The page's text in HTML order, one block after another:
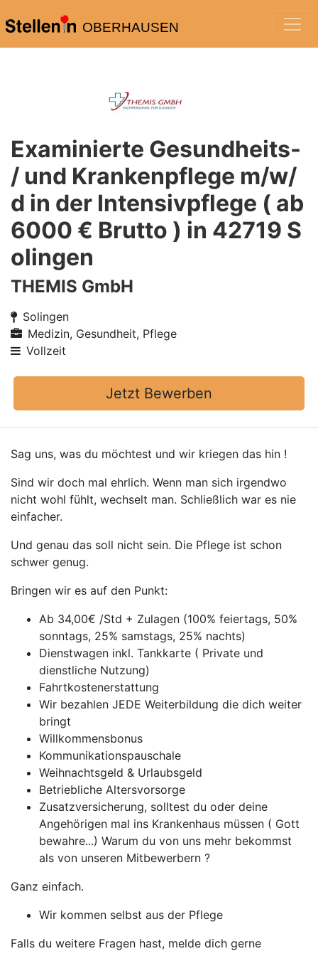
OBERHAUSEN
Examinierte Gesundheits-
/ und Krankenpflege m/w/
d in der Intensivpflege ( ab
6000 € Brutto ) in 42719 S
olingen
THEMIS GmbH
Solingen
Medizin, Gesundheit, Pflege
Vollzeit
Jetzt Bewerben
Sag uns, was du möchtest und wir kriegen das hin !
Sind wir doch mal ehrlich. Wenn man sich irgendwo
nicht wohl fühlt, wechselt man. Schließlich war es nie
einfacher.
Und genau das soll nicht sein. Die Pflege ist schon
schwer genug.
Bringen wir es auf den Punkt:
Ab 34,00€ /Std + Zulagen (100% feiertags, 50%
sonntags, 25% samstags, 25% nachts)
Dienstwagen inkl. Tankkarte ( Private und
dienstliche Nutzung)
Fahrtkostenerstattung
Wir bezahlen JEDE Weiterbildung die dich weiter
bringt
Willkommensbonus
Kommunikationspauschale
Weihnachtsgeld & Urlaubsgeld
Betriebliche Altersvorsorge
Zusatzversicherung, solltest du oder deine
Angehörigen mal ins Krankenhaus müssen ( Gott
bewahre...) Warum du von uns mehr bekommst
als von unseren Mitbewerbern ?
Ganz einfach.
Wir kommen selbst aus der Pflege
Falls du weitere Fragen hast, melde dich gerne